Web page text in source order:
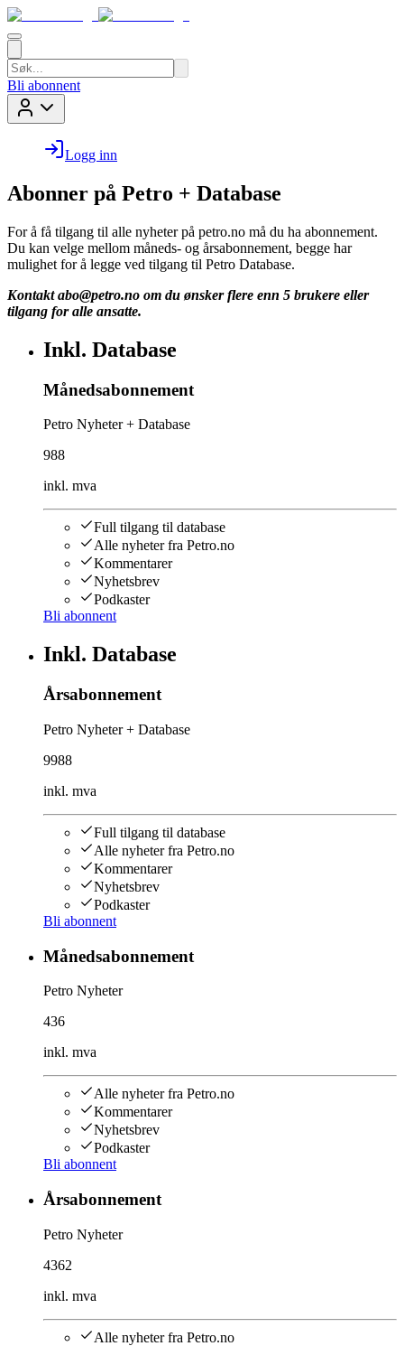
Bli abonnent
Logg inn
Abonner på Petro + Database
For å få tilgang til alle nyheter på petro.no må du ha abonnement.
Du kan velge mellom måneds- og årsabonnement, begge har
mulighet for å legge ved tilgang til Petro Database.
Kontakt abo@petro.no om du ønsker flere enn 5 brukere eller
tilgang for alle ansatte.
Inkl. Database
Månedsabonnement
Petro Nyheter + Database
988
inkl. mva
Full tilgang til database
Alle nyheter fra Petro.no
Kommentarer
Nyhetsbrev
Podkaster
Bli abonnent
Inkl. Database
Årsabonnement
Petro Nyheter + Database
9988
inkl. mva
Full tilgang til database
Alle nyheter fra Petro.no
Kommentarer
Nyhetsbrev
Podkaster
Bli abonnent
Månedsabonnement
Petro Nyheter
436
inkl. mva
Alle nyheter fra Petro.no
Kommentarer
Nyhetsbrev
Podkaster
Bli abonnent
Årsabonnement
Petro Nyheter
4362
inkl. mva
Alle nyheter fra Petro.no